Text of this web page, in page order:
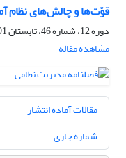
قوّت‌ها و چالش‌های نظام
دوره 12، شماره 46، تابستان 1391، صفحه
مشاهده مقاله
مقالات آماده انتشار
شماره جاری